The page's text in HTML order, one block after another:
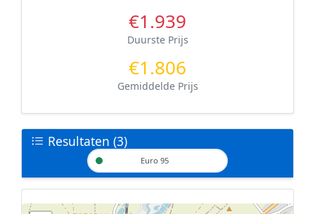
€1.939
Duurste Prijs
€1.806
Gemiddelde Prijs
Resultaten (3)
Euro 95